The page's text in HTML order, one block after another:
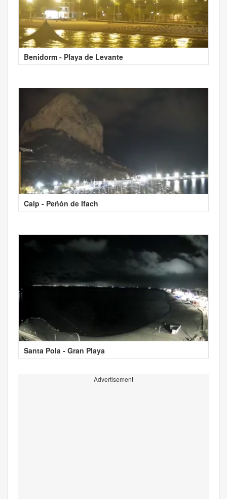
Benidorm - Playa de Levante
Calp - Peñón de Ifach
Santa Pola - Gran Playa
Advertisement